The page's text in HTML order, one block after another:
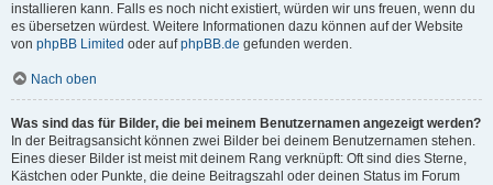
installieren kann. Falls es noch nicht existiert, würden wir uns freuen, wenn du
es übersetzen würdest. Weitere Informationen dazu können auf der Website
von phpBB Limited oder aufphpBB.de gefunden werden.
Nach oben
Was sind das für Bilder, die bei meinem Benutzernamen angezeigt werden?
In der Beitragsansicht können zwei Bilder bei deinem Benutzernamen stehen.
Eines dieser Bilder ist meist mit deinem Rang verknüpft: Oft sind dies Sterne,
Kästchen oder Punkte, die deine Beitragszahl oder deinen Status im Forum